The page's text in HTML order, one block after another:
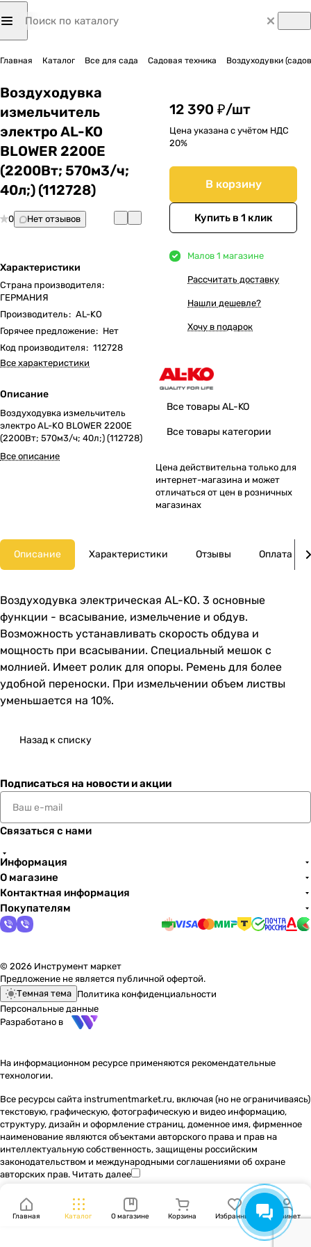
Главная Каталог Все для сада Садовая техника Воздуходувки
Воздуходувка
измельчитель
электро AL-KO
BLOWER 2200E
(2200Вт; 570м3/ч;
40л;) (112728)
0 Нет отзывов
Характеристики
Страна производителя:
ГЕРМАНИЯ
Производитель: AL-KO
Горячее предложение: Нет
Код производителя: 112728
Все характеристики
Описание
Воздуходувка измельчитель
электро AL-KO BLOWER 2200E
(2200Вт; 570м3/ч; 40л;) (112728)
Все описание
12 390 ₽/шт
Цена указана с учётом НДС
20%
В корзину
Купить в 1 клик
Малов 1 магазине
Рассчитать доставку
Нашли дешевле?
Хочу в подарок
Все товары AL-KO
Все товары категории
Цена действительна только для
интернет-магазина и может
отличаться от цен в розничных
магазинах
Описание Характеристики Отзывы Оплата
Воздуходувка электрическая AL-KO. 3 основные
функции - всасывание, измельчение и обдув.
Возможность устанавливать скорость обдува и
мощность при всасывании. Специальный мешок с
молнией. Имеет ролик для опоры. Ремень для более
удобной переноски. При измельчении объем листвы
уменьшается на 10%.
Назад к списку
Подписаться на новости и акции
Связаться с нами
Информация
О магазине
Контактная информация
Покупателям
© 2026 Инструмент маркет
Предложение не является публичной офертой.
Темная тема Политика конфиденциальности
Персональные данные
Разработано в
На информационном ресурсе применяются рекомендательные
технологии.
Все ресурсы сайта instrumentmarket.ru, включая (но не ограничиваясь)
текстовую, графическую, фотографическую и видео информацию,
структуру, дизайн и оформление страниц, доменное имя, фирменное
наименование являются объектами авторского права и прав на
интеллектуальную собственность, защищены российским
законодательством и международными соглашениями об охране
авторских прав. Читать далее
Главная Каталог О магазине Корзина Избранные Кабинет